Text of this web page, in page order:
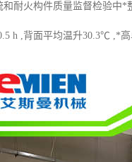
耐火构件质量监督检验中
h ,背面平均温升30.3℃ ,*高